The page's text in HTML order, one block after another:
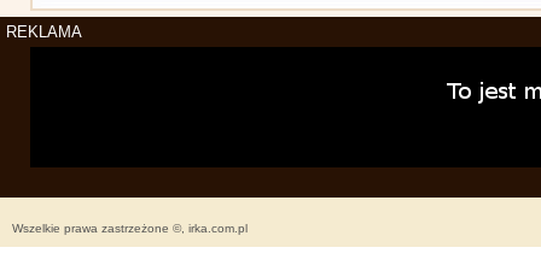
REKLAMA
Wszelkie prawa zastrzeżone ©, irka.com.pl